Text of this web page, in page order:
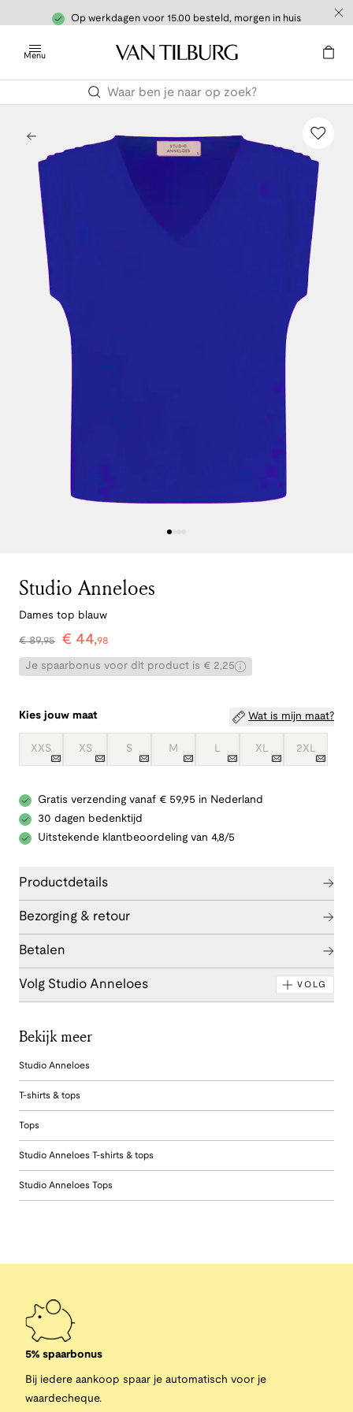
Op werkdagen voor 15.00 besteld, morgen in huis
Menu
Studio Anneloes
Dames top blauw
€89,95 € 44,98
Je spaarbonus voor dit product is € 2,25
Kies jouw maat Wat is mijn maat?
XXS XS S M L XL 2XL
Gratis verzending vanaf € 59,95 in Nederland
30 dagen bedenktijd
Uitstekende klantbeoordeling van 4,8/5
Productdetails
Bezorging & retour
Betalen
Volg Studio Anneloes VOLG
Bekijk meer
Studio Anneloes
T-shirts & tops
Tops
Studio Anneloes T-shirts & tops
Studio Anneloes Tops
5% spaarbonus
Bij iedere aankoop spaar je automatisch voor je
waardecheque.